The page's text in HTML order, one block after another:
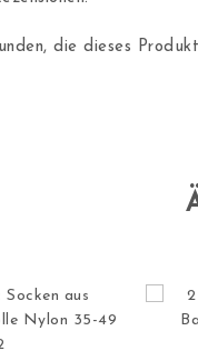
die dieses